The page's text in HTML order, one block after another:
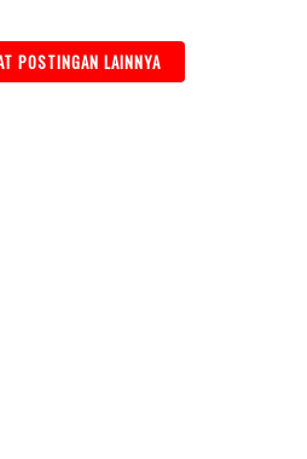
POSTINGAN LAINNYA